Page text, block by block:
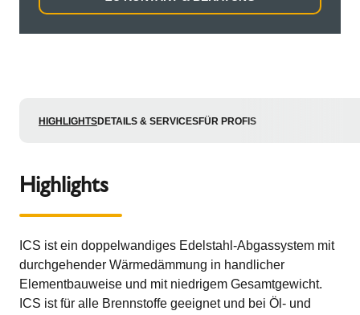
HIGHLIGHTSDETAILS & SERVICESFÜR PROFIS
Highlights
ICS ist ein doppelwandiges Edelstahl-Abgassystem mit
durchgehender Wärmedämmung in handlicher
Elementbauweise und mit niedrigem Gesamtgewicht.
ICS ist für alle Brennstoffe geeignet und bei Öl- und